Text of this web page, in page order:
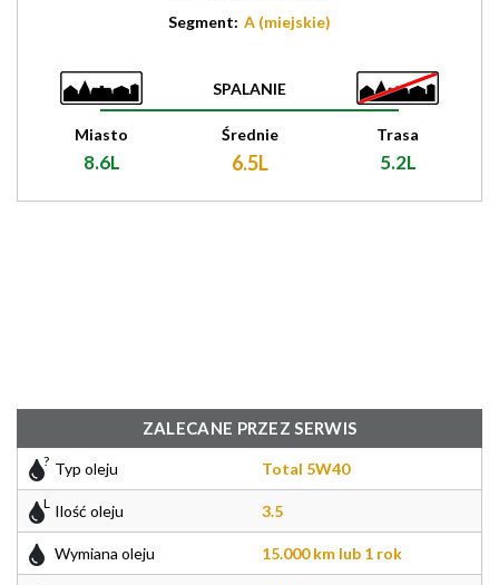
Segment: A (miejskie)
SPALANIE
Miasto
8.6L
Średnie
6.5L
Trasa
5.2L
ZALECANE PRZEZ SERWIS
Typ oleju Total 5W40
Ilość oleju 3.5
Wymiana oleju 15.000 km lub 1 rok